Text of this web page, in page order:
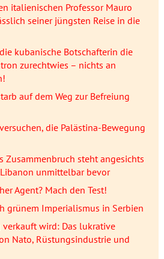
italienischen Professor Mauro
seiner jüngsten Reise in die
kubanische Botschafterin die
zurechtwies – nichts an
auf dem Weg zur Befreiung
die Palästina-Bewegung
Zusammenbruch steht angesichts
unmittelbar bevor
Agent? Mach den Test!
grünem Imperialismus in Serbien
verkauft wird: Das lukrative
Nato, Rüstungsindustrie und